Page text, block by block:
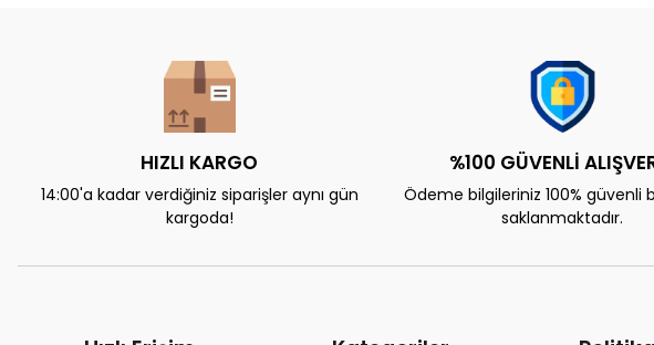
HIZLI KARGO
14:00'a kadar verdiğiniz siparişler aynı gün
kargoda!
%100 GÜVENLİ
Ödeme bilgileriniz 100% güvenli
saklanmaktadır.